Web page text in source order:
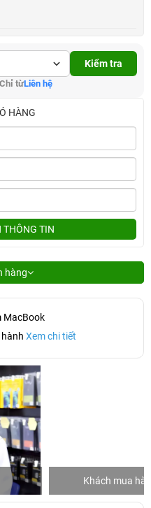
Kiểm tra
Chỉ từLiên hệ
HÀNG
TIN
hàng
MacBook
Xem chi tiết
Khách mua